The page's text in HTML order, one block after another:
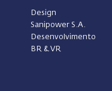
Design
Sanipower S.A.
Desenvolvimento
BR & VR